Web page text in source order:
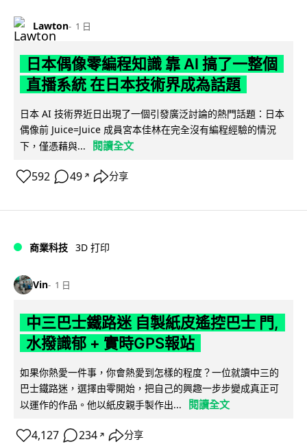
Lawton 1 日
日本偶像零編程知識 靠 AI 搞了一整個
直播系統 在日本技術界成為話題
日本 AI 技術界近日出現了一個引發廣泛討論的熱門話題：日本
偶像前 Juice=Juice 成員宮本佳林在完全沒有編程經驗的情況
下，僅憑藉與...
閱讀全文
592 49 ↗ 分享
商業科技 3D 打印
Vin 1 日
中三巴士鐵路迷 自製紙皮遙控巴士 門,
水撥識郁 + 實時GPS報站
如果你熱愛一件事，你會熱愛到怎樣的程度？一位就讀中三的
巴士鐵路迷，選擇由零開始，把自己的興趣一步步變成真正可
以運作的作品。他以紙皮親手製作出...
閱讀全文
4,127 234 ↗ 分享